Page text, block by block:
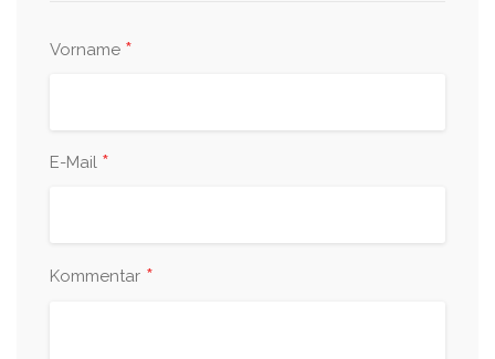
Vorname *
E-Mail *
Kommentar *